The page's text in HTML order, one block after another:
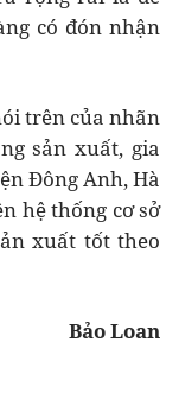
có đón nhận
trên của nhãn
sản xuất, gia
Đông Anh, Hà
hệ thống cơ sở
xuất tốt theo
Bảo Loan